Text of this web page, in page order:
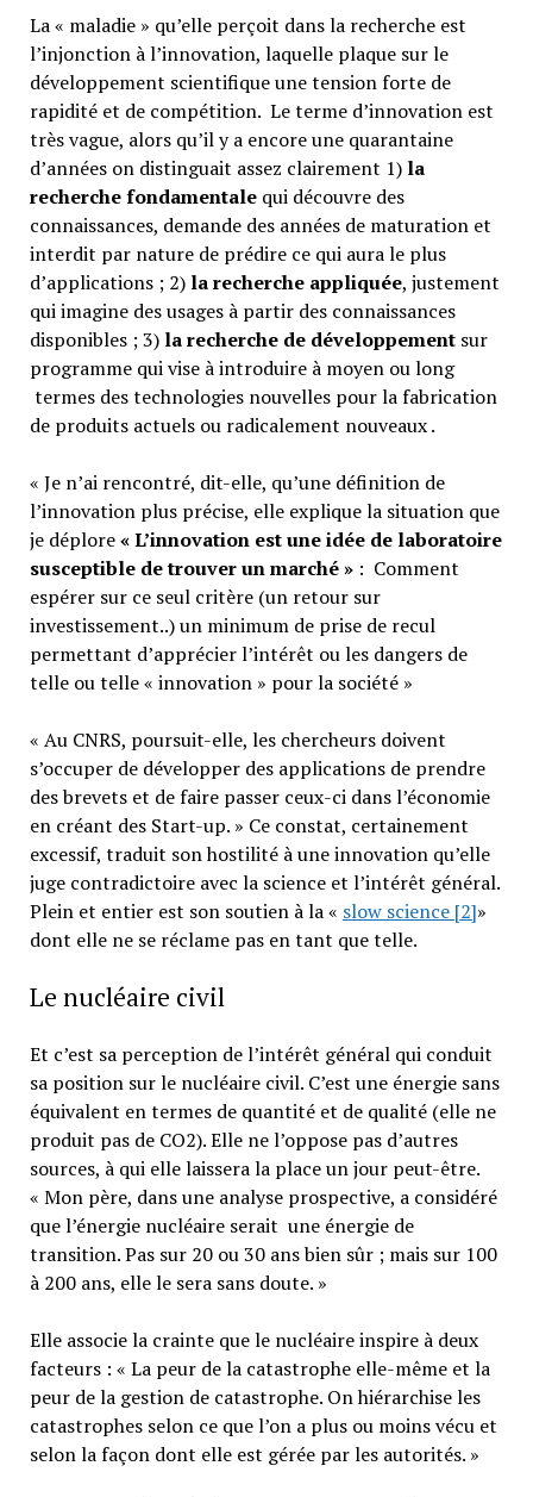
La « maladie » qu’elle perçoit dans la recherche est
l’injonction à l’innovation, laquelle plaque sur le
développement scientifique une tension forte de
rapidité et de compétition. Le terme d’innovation est
très vague, alors qu’il y a encore une quarantaine
d’années on distinguait assez clairement 1) la
recherche fondamentalequi découvre des
connaissances, demande des années de maturation et
interdit par nature de prédire ce qui aura le plus
d’applications ; 2) la recherche appliquée, justement
qui imagine des usages à partir des connaissances
disponibles ; 3) la recherche de développementsur
programme qui vise à introduire à moyen ou long
termes des technologies nouvelles pour la fabrication
de produits actuels ou radicalement nouveaux .
« Je n’ai rencontré, dit-elle, qu’une définition de
l’innovation plus précise, elle explique la situation que
je déplore« L’innovation est une idée de laboratoire
susceptible de trouver un marché »: Comment
espérer sur ce seul critère (un retour sur
investissement..) un minimum de prise de recul
permettant d’apprécier l’intérêt ou les dangers de
telle ou telle « innovation » pour la société »
« Au CNRS, poursuit-elle, les chercheurs doivent
s’occuper de développer des applications de prendre
des brevets et de faire passer ceux-ci dans l’économie
en créant des Start-up. » Ce constat, certainement
excessif, traduit son hostilité à une innovation qu’elle
juge contradictoire avec la science et l’intérêt général.
Plein et entier est son soutien à la « slow science [2]»
dont elle ne se réclame pas en tant que telle.
Le nucléaire civil
Et c’est sa perception de l’intérêt général qui conduit
sa position sur le nucléaire civil. C’est une énergie sans
équivalent en termes de quantité et de qualité (elle ne
produit pas de CO2). Elle ne l’oppose pas d’autres
sources, à qui elle laissera la place un jour peut-être.
« Mon père, dans une analyse prospective, a considéré
que l’énergie nucléaire serait une énergie de
transition. Pas sur 20 ou 30 ans bien sûr ; mais sur 100
à 200 ans, elle le sera sans doute. »
Elle associe la crainte que le nucléaire inspire à deux
facteurs : « La peur de la catastrophe elle-même et la
peur de la gestion de catastrophe. On hiérarchise les
catastrophes selon ce que l’on a plus ou moins vécu et
selon la façon dont elle est gérée par les autorités. »